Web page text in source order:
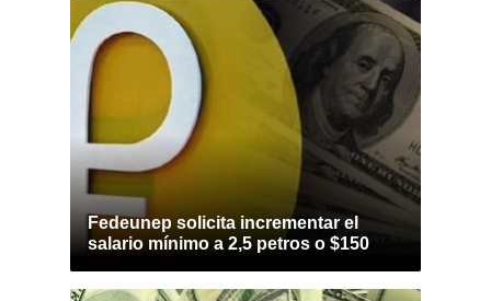
Fedeunep solicita incrementar el
salario mínimo a 2,5 petros o $150